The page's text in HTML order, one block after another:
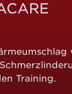
Training.